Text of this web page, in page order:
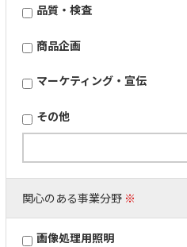
品質・検査
商品企画
マーケティング・宣伝
その他
関心のある事業分野 ※
画像処理用照明